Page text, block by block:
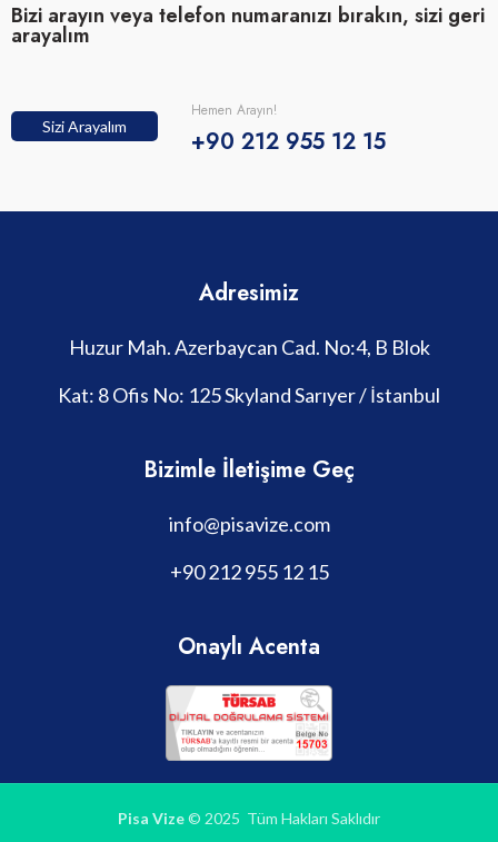
Bizi arayın veya telefon numaranızı bırakın, sizi geri
arayalım
Sizi Arayalım
Hemen Arayın!
+90 212 955 12 15
Adresimiz
Huzur Mah. Azerbaycan Cad. No:4, B Blok
Kat: 8 Ofis No: 125 Skyland Sarıyer / İstanbul
Bizimle İletişime Geç
info@pisavize.com
+90 212 955 12 15
Onaylı Acenta
Pisa Vize© 2025 Tüm Hakları Saklıdır